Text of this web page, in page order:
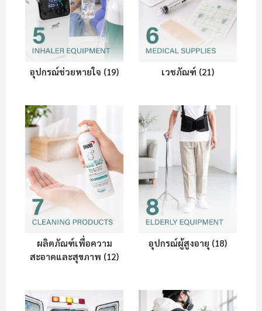
อุปกรณ์ช่วยหายใจ (19) เวชภัณฑ์ (21)
ผลิตภัณฑ์เพื่อความ
สะอาดและสุขภาพ (12)
อุปกรณ์ผู้สูงอายุ (18)